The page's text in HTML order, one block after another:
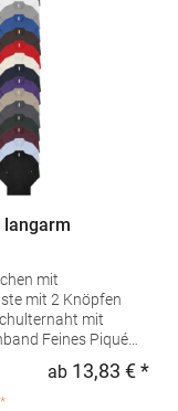
langarm
Piqué
geeignetBügeln
100%
ab 13,83 € *